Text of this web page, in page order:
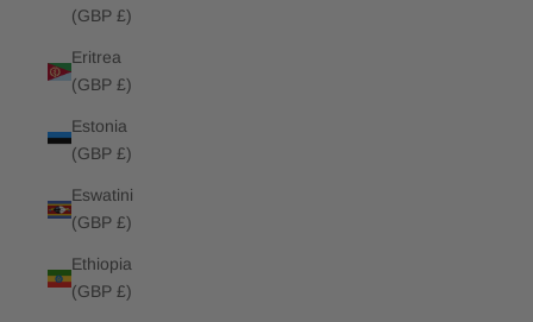
(GBP £)
Eritrea
(GBP £)
Estonia
(GBP £)
Eswatini
(GBP £)
Ethiopia
(GBP £)